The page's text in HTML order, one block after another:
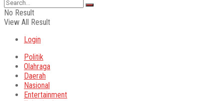
No Result
View All Result
Login
Politik
Olahraga
Daerah
Nasional
Entertainment